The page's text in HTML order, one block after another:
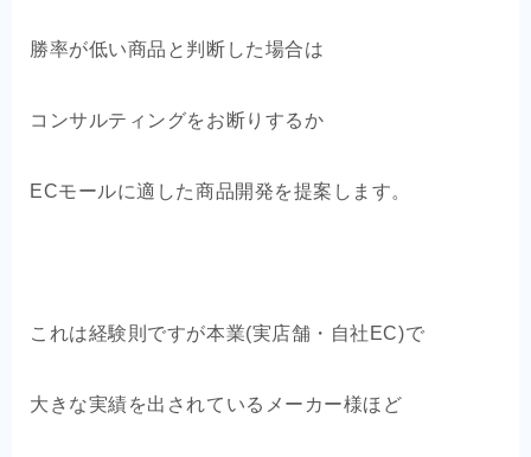
勝率が低い商品と判断した場合は
コンサルティングをお断りするか
ECモールに適した商品開発を提案します。
これは経験則ですが本業(実店舗・自社EC)で
大きな実績を出されているメーカー様ほど